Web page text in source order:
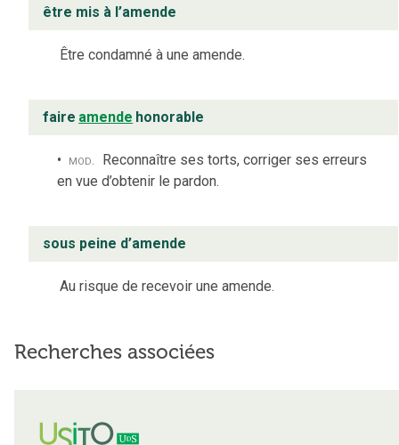
être mis à l’amende
Être condamné à une amende.
faire amende honorable
mod. Reconnaître ses torts, corriger ses erreurs
en vue d’obtenir le pardon.
sous peine d’amende
Au risque de recevoir une amende.
Recherches associées